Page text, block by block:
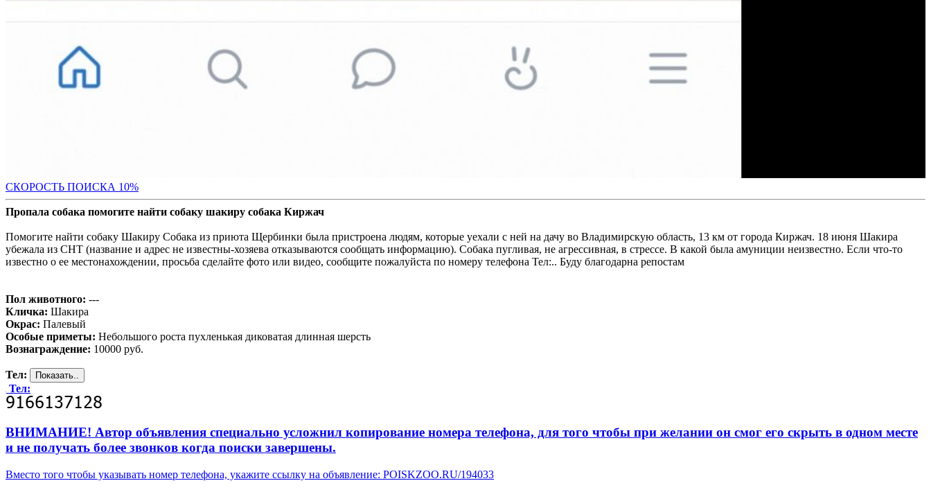
СКОРОСТЬ ПОИСКА 10%
Пропала собака помогите найти собаку шакиру собака Киржач
Помогите найти собаку Шакиру Собака из приюта Щербинки была пристроена людям, которые уехали с ней на дачу во Владимирскую область, 13 км от города Киржач. 18 июня Шакира
убежала из СНТ (название и адрес не известны-хозяева отказываются сообщать информацию). Собака пугливая, не агрессивная, в стрессе. В какой была амуниции неизвестно. Если что-то
известно о ее местонахождении, просьба сделайте фото или видео, сообщите пожалуйста по номеру телефона Тел:.. Буду благодарна репостам
Пол животного: ---
Кличка: Шакира
Окрас: Палевый
Особые приметы: Небольшого роста пухленькая диковатая длинная шерсть
Вознаграждение: 10000 руб.
Тел:
Тел:
ВНИМАНИЕ! Автор объявления специально усложнил копирование номера телефона, для того чтобы при желании он смог его скрыть в одном месте
и не получать более звонков когда поиски завершены.
Вместо того чтобы указывать номер телефона, укажите ссылку на объявление: POISKZOO.RU/194033